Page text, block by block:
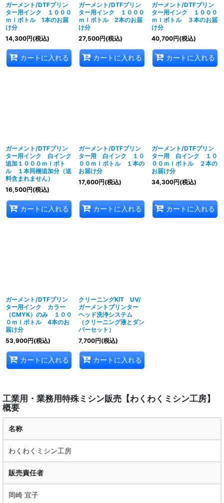
ガーメント/DTFプリン
ター用インク １０００
ｍｌボトル 1本のお届
け分
14,300円(税込)
カートに入れる
ガーメント/DTFプリン
ター用インク １０００
ｍｌボトル 2本のお届
け分
27,500円(税込)
カートに入れる
ガーメント/DTFプリン
ター用インク １０００
ｍｌボトル ３本のお届
け分
40,700円(税込)
カートに入れる
ガーメント/DTFプリン
ター用インク 白インク
追加１０００ｍｌボト
ル １本同梱追加分（送
料含まれません）
16,500円(税込)
カートに入れる
ガーメント/DTFプリン
ター用 白インク １０
００ｍｌボトル １本の
お届け分
17,600円(税込)
カートに入れる
ガーメント/DTFプリン
ター用 白インク １０
００ｍｌボトル ２本の
お届け分
34,300円(税込)
カートに入れる
ガーメント/DTFプリン
ター用インク カラー
（CMYK）のみ １００
０ｍｌボトル 4本のお
届け分
53,900円(税込)
カートに入れる
クリーニングKIT UV/
ガーメントプリンター
ヘッド洗浄システム
（クリーニング液とダン
パーセット）
7,700円(税込)
カートに入れる
工業用・業務用特殊ミシン販売【わくわくミシン工房】
概要
名称
わくわくミシン工房
販売責任者
岡崎 宜子